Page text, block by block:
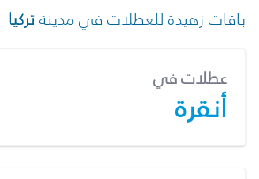
باقات زهيدة للعطلات في مدينةتركيا
عطلات في
أنقرة